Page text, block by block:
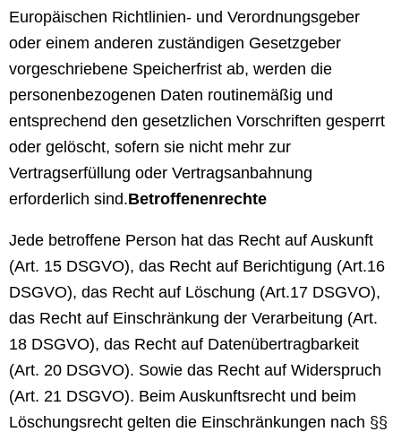
Europäischen Richtlinien- und Verordnungsgeber
oder einem anderen zuständigen Gesetzgeber
vorgeschriebene Speicherfrist ab, werden die
personenbezogenen Daten routinemäßig und
entsprechend den gesetzlichen Vorschriften gesperrt
oder gelöscht, sofern sie nicht mehr zur
Vertragserfüllung oder Vertragsanbahnung
erforderlich sind.Betroffenenrechte
Jede betroffene Person hat das Recht auf Auskunft
(Art. 15 DSGVO), das Recht auf Berichtigung (Art.16
DSGVO), das Recht auf Löschung (Art.17 DSGVO),
das Recht auf Einschränkung der Verarbeitung (Art.
18 DSGVO), das Recht auf Datenübertragbarkeit
(Art. 20 DSGVO). Sowie das Recht auf Widerspruch
(Art. 21 DSGVO). Beim Auskunftsrecht und beim
Löschungsrecht gelten die Einschränkungen nach §§